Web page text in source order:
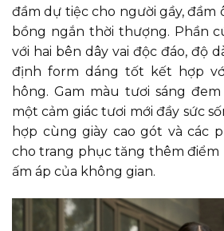
đầm dự tiệc cho người gầy, đầm
bồng ngắn thời thượng. Phần
với hai bên dây vai độc đáo, độ
định form dáng tốt kết hợp
hông. Gam màu tươi sáng
một cảm giác tươi mới đầy sức
hợp cùng giày cao gót và các
cho trang phục tăng thêm điểm
ấm áp của không gian.